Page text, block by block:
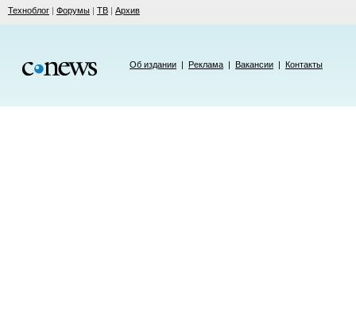
Техноблог | Форумы | ТВ | Архив
Об издании | Реклама | Вакансии | Контакты